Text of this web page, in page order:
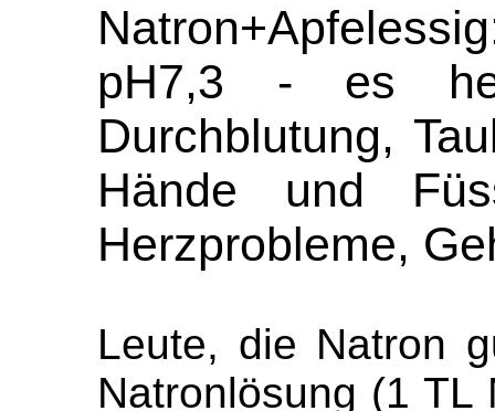
pH7,3 - es
Durchblutung,
Hände und
Herzprobleme,
Leute, die Natron
Natronlösung (1